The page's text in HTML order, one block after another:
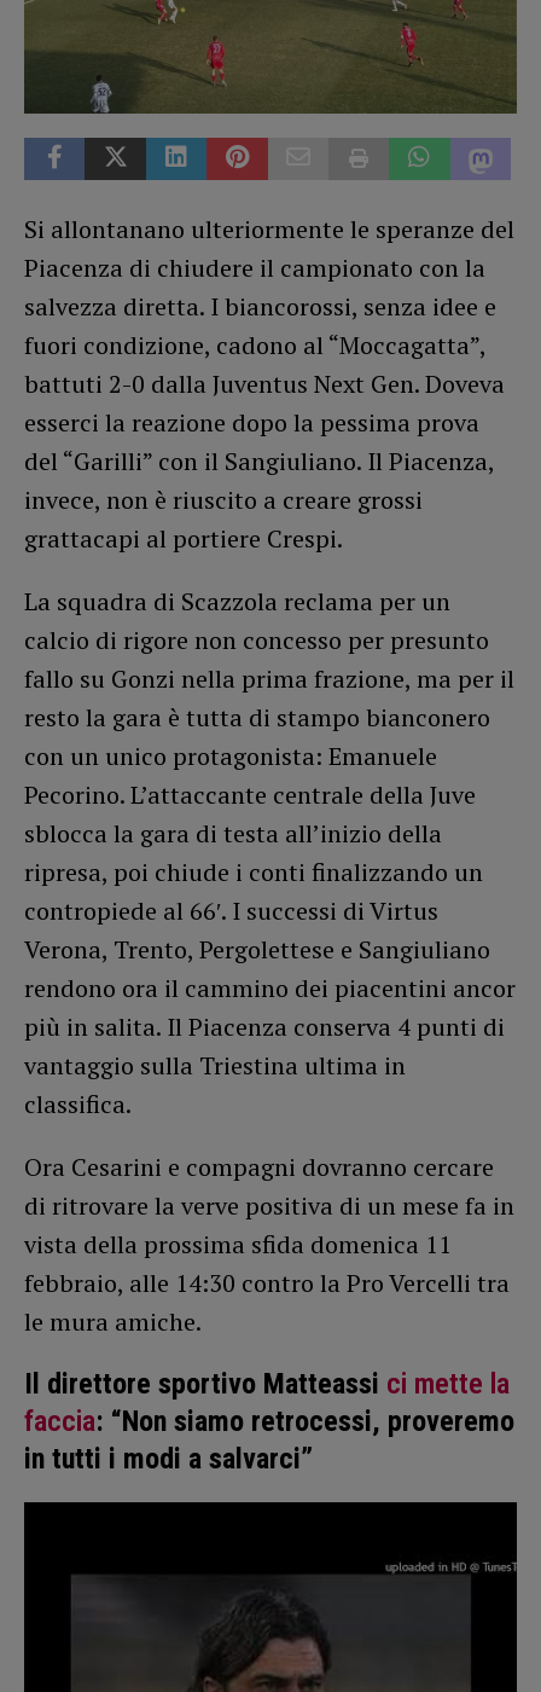
Si allontanano ulteriormente le speranze del
Piacenza di chiudere il campionato con la
salvezza diretta. I biancorossi, senza idee e
fuori condizione, cadono al “Moccagatta”,
battuti 2-0 dalla Juventus Next Gen. Doveva
esserci la reazione dopo la pessima prova
del “Garilli” con il Sangiuliano. Il Piacenza,
invece, non è riuscito a creare grossi
grattacapi al portiere Crespi.
La squadra di Scazzola reclama per un
calcio di rigore non concesso per presunto
fallo su Gonzi nella prima frazione, ma per il
resto la gara è tutta di stampo bianconero
con un unico protagonista: Emanuele
Pecorino. L’attaccante centrale della Juve
sblocca la gara di testa all’inizio della
ripresa, poi chiude i conti finalizzando un
contropiede al 66′. I successi di Virtus
Verona, Trento, Pergolettese e Sangiuliano
rendono ora il cammino dei piacentini ancor
più in salita. Il Piacenza conserva 4 punti di
vantaggio sulla Triestina ultima in
classifica.
Ora Cesarini e compagni dovranno cercare
di ritrovare la verve positiva di un mese fa in
vista della prossima sfida domenica 11
febbraio, alle 14:30 contro la Pro Vercelli tra
le mura amiche.
Il direttore sportivo Matteassi ci mette la
faccia: “Non siamo retrocessi, proveremo
in tutti i modi a salvarci”